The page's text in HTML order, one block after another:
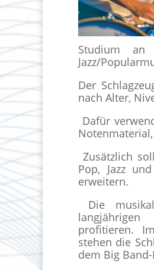
Studium an
Jazz/
Der
nach Alter,
Dafür
Zusätzlich
Pop, Jazz
erweitern.
Die
profitieren.
stehen die
dem Big